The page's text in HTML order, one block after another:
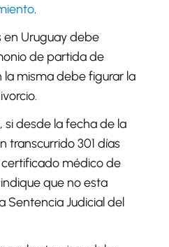
.
en Uruguay debe
de partida de
la misma debe figurar la
si desde la fecha de la
transcurrido 301 días
médico de
que no esta
Sentencia Judicial del